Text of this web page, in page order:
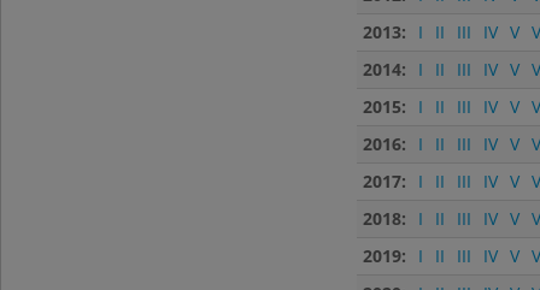
2013:
I II III IV V
2014:
I II III IV V
2015:
I II III IV V
2016:
I II III IV V
2017:
I II III IV V
2018:
I II III IV V
2019:
I II III IV V